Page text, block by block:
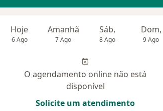
Hoje
6 Ago
Amanhã
7 Ago
Sáb,
8 Ago
Dom,
9 Ago
O agendamento online não está
disponível
Solicite um atendimento